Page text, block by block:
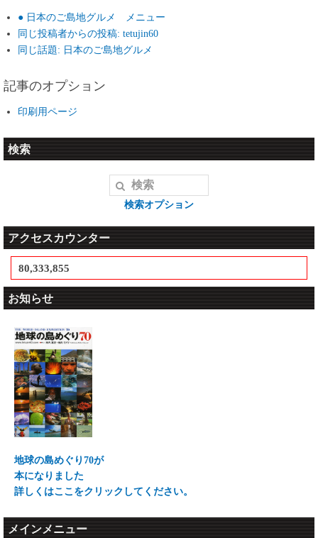
● 日本のご島地グルメ メニュー
同じ投稿者からの投稿: tetujin60
同じ話題: 日本のご島地グルメ
記事のオプション
印刷用ページ
検索
検索オプション
アクセスカウンター
80,333,855
お知らせ
地球の島めぐり70が
本になりました
詳しくはここをクリックしてください。
メインメニュー